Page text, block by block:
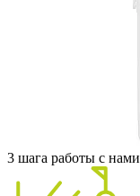
3 шага работы с нами